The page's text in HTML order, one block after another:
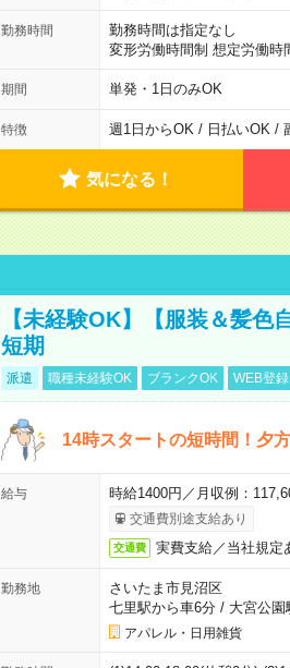
勤務時間
勤務時間は指定なし
変形労働時間制 想定労働時
期間 単発・1日のみOK
特徴 週1日からOK / 日払いOK /
気になる！
【未経験OK】【服装＆髪色
短期
派遣 職種未経験OK ブランクOK WEB登
14時スタートの短時間！夕
給与 時給1400円／月収例：
交通費別途支給あり
交通費 実費支給／当社規定
勤務地
さいたま市見沼区
七里駅から車6分/ 大宮公園
アパレル・日用雑貨